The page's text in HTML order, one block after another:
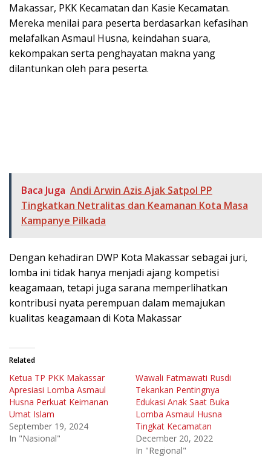
Makassar, PKK Kecamatan dan Kasie Kecamatan.
Mereka menilai para peserta berdasarkan kefasihan
melafalkan Asmaul Husna, keindahan suara,
kekompakan serta penghayatan makna yang
dilantunkan oleh para peserta.
Baca Juga Andi Arwin Azis Ajak Satpol PP
Tingkatkan Netralitas dan Keamanan Kota Masa
Kampanye Pilkada
Dengan kehadiran DWP Kota Makassar sebagai juri,
lomba ini tidak hanya menjadi ajang kompetisi
keagamaan, tetapi juga sarana memperlihatkan
kontribusi nyata perempuan dalam memajukan
kualitas keagamaan di Kota Makassar
Related
Ketua TP PKK Makassar
Apresiasi Lomba Asmaul
Husna Perkuat Keimanan
Umat Islam
September 19, 2024
In "Nasional"
Wawali Fatmawati Rusdi
Tekankan Pentingnya
Edukasi Anak Saat Buka
Lomba Asmaul Husna
Tingkat Kecamatan
December 20, 2022
In "Regional"